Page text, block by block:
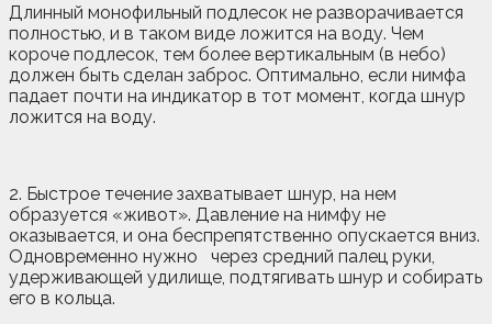
Длинный монофильный подлесок не разворачивается
полностью, и в таком виде ложится на воду. Чем
короче подлесок, тем более вертикальным (в небо)
должен быть сделан заброс. Оптимально, если нимфа
падает почти на индикатор в тот момент, когда шнур
ложится на воду.
2. Быстрое течение захватывает шнур, на нем
образуется «живот». Давление на нимфу не
оказывается, и она беспрепятственно опускается вниз.
Одновременно нужно через средний палец руки,
удерживающей удилище, подтягивать шнур и собирать
его в кольца.